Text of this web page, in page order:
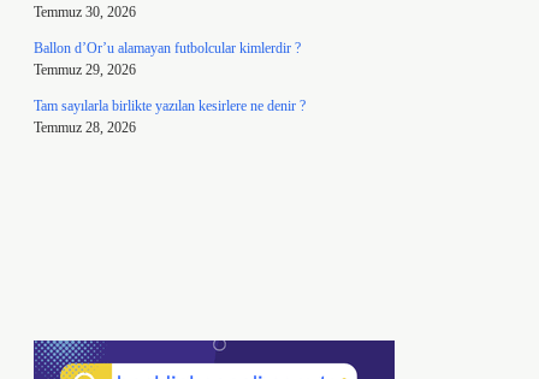
Temmuz 30, 2026
Ballon d’Or’u alamayan futbolcular kimlerdir ?
Temmuz 29, 2026
Tam sayılarla birlikte yazılan kesirlere ne denir ?
Temmuz 28, 2026